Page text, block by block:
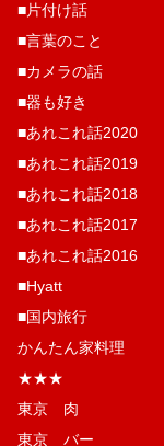
■片付け話
■言葉のこと
■カメラの話
■器も好き
■あれこれ話2020
■あれこれ話2019
■あれこれ話2018
■あれこれ話2017
■あれこれ話2016
■Hyatt
■国内旅行
かんたん家料理
★★★
東京 肉
東京 バー